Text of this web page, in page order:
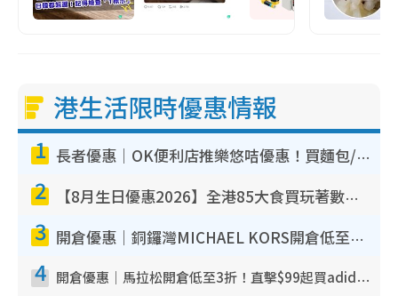
港生活限時優惠情報
1 長者優惠｜OK便利店推樂悠咭優惠！買麵包/牛奶/保健品拍卡即減
2 【8月生日優惠2026】全港85大食買玩著數攻略 自助餐/火鍋放題同行免費＋誠品/DONKI送現金券
3 開倉優惠｜銅鑼灣MICHAEL KORS開倉低至17折！直擊$500起買手袋/銀包/鞋款 必買經典Jet Set系列
4 開倉優惠｜馬拉松開倉低至3折！直擊$99起買adidas／New Balance／Puma鞋款 STANLEY保溫杯劈價至$119起